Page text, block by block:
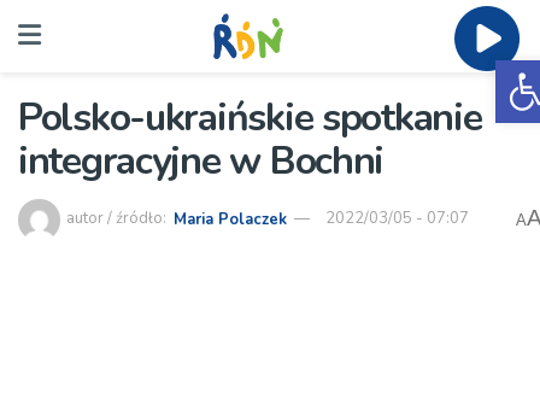
Polsko-ukraińskie spotkanie
integracyjne w Bochni
autor / źródło: Maria Polaczek 2022/03/05 - 07:07 A